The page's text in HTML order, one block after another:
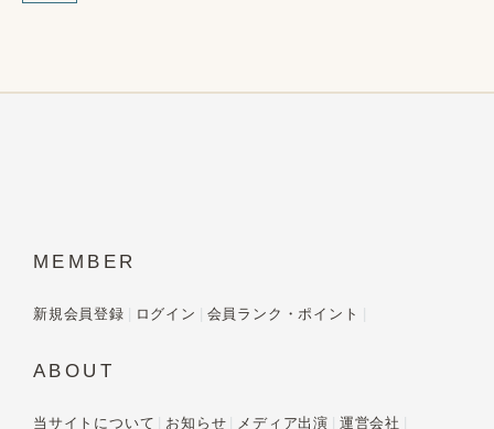
MEMBER
新規会員登録 ログイン 会員ランク・ポイント
ABOUT
当サイトについて お知らせ メディア出演 運営会社